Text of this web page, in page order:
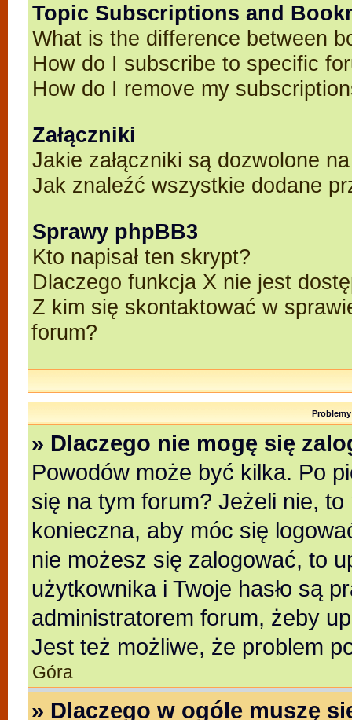
Topic Subscriptions and
What is the difference between
How do I subscribe to specific
How do I remove my
Załączniki
Jakie załączniki są dozwolone
Jak znaleźć wszystkie dodane
Sprawy phpBB3
Kto napisał ten skrypt?
Dlaczego funkcja X nie jest
Z kim się skontaktować w
forum?
» Dlaczego nie mogę się
Powodów może być kilka. Po
się na tym forum? Jeżeli nie,
konieczna, aby móc się
nie możesz się zalogować, to
użytkownika i Twoje hasło są
administratorem forum, żeby
Jest też możliwe, że problem
Góra
» Dlaczego w ogóle muszę